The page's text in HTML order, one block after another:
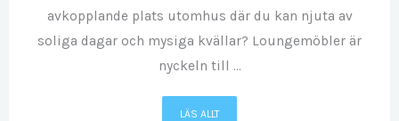
avkopplande plats utomhus där du kan njuta av
soliga dagar och mysiga kvällar? Loungemöbler är
nyckeln till ...
LÄS ALLT